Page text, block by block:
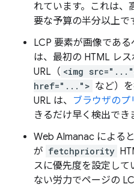
れています。これは、
要な予算の半分以上で
LCP 要素が画像である
は、最初の HTML レ
URL（ <img
href="..."> など）
URL は、 ブラウザのプ
きるだけ早く検出でき
Web Almanac による
が fetchpriority
スに優先度を設定して
ない労力でページの